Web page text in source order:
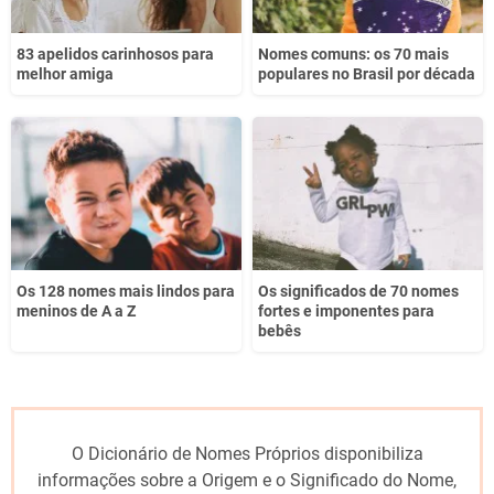
83 apelidos carinhosos para
melhor amiga
Nomes comuns: os 70 mais
populares no Brasil por década
Os 128 nomes mais lindos para
meninos de A a Z
Os significados de 70 nomes
fortes e imponentes para
bebês
O Dicionário de Nomes Próprios disponibiliza
informações sobre a Origem e o Significado do Nome,